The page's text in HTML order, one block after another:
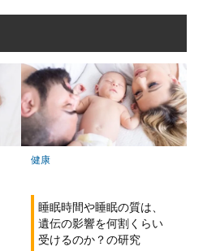
健康
睡眠時間や睡眠の質は、
遺伝の影響を何割くらい
受けるのか？の研究